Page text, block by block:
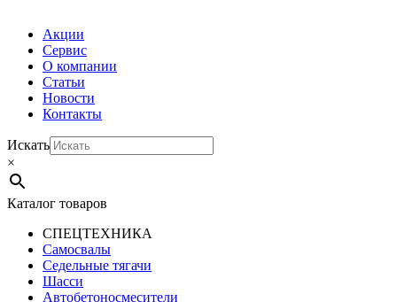
Акции
Сервис
О компании
Статьи
Новости
Контакты
Искать
×
Каталог товаров
СПЕЦТЕХНИКА
Самосвалы
Седельные тягачи
Шасси
Автобетоно­смесители